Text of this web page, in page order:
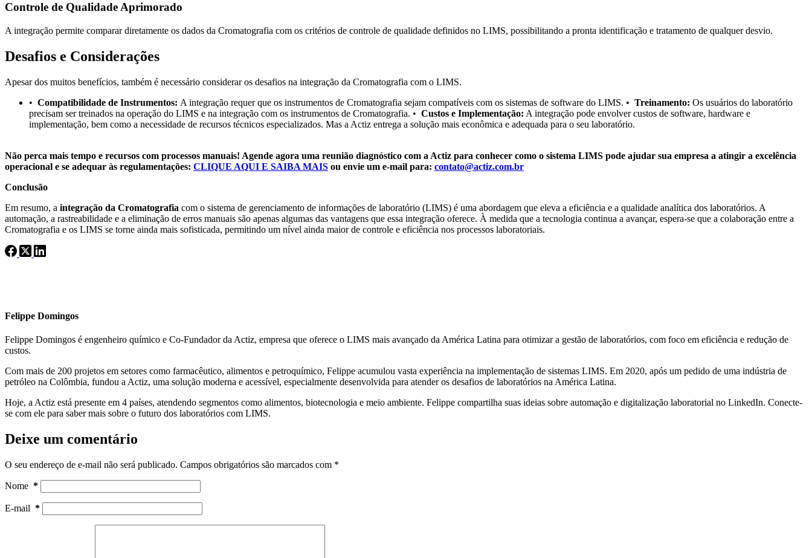
Controle de Qualidade Aprimorado
A integração permite comparar diretamente os dados da Cromatografia com os critérios de controle de qualidade definidos no LIMS, possibilitando a pronta identificação e tratamento de qualquer desvio.
Desafios e Considerações
Apesar dos muitos benefícios, também é necessário considerar os desafios na integração da Cromatografia com o LIMS.
• Compatibilidade de Instrumentos: A integração requer que os instrumentos de Cromatografia sejam compatíveis com os sistemas de software do LIMS. • Treinamento: Os usuários do laboratório
precisam ser treinados na operação do LIMS e na integração com os instrumentos de Cromatografia. • Custos e Implementação: A integração pode envolver custos de software, hardware e
implementação, bem como a necessidade de recursos técnicos especializados. Mas a Actiz entrega a solução mais econômica e adequada para o seu laboratório.
Não perca mais tempo e recursos com processos manuais! Agende agora uma reunião diagnóstico com a Actiz para conhecer como o sistema LIMS pode ajudar sua empresa a atingir a excelência
operacional e se adequar às regulamentações: CLIQUE AQUI E SAIBA MAIS ou envie um e-mail para: contato@actiz.com.br
Conclusão
Em resumo, a integração da Cromatografia com o sistema de gerenciamento de informações de laboratório (LIMS) é uma abordagem que eleva a eficiência e a qualidade analítica dos laboratórios. A
automação, a rastreabilidade e a eliminação de erros manuais são apenas algumas das vantagens que essa integração oferece. À medida que a tecnologia continua a avançar, espera-se que a colaboração entre a
Cromatografia e os LIMS se torne ainda mais sofisticada, permitindo um nível ainda maior de controle e eficiência nos processos laboratoriais.
Felippe Domingos
Felippe Domingos é engenheiro químico e Co-Fundador da Actiz, empresa que oferece o LIMS mais avançado da América Latina para otimizar a gestão de laboratórios, com foco em eficiência e redução de
custos.
Com mais de 200 projetos em setores como farmacêutico, alimentos e petroquímico, Felippe acumulou vasta experiência na implementação de sistemas LIMS. Em 2020, após um pedido de uma indústria de
petróleo na Colômbia, fundou a Actiz, uma solução moderna e acessível, especialmente desenvolvida para atender os desafios de laboratórios na América Latina.
Hoje, a Actiz está presente em 4 países, atendendo segmentos como alimentos, biotecnologia e meio ambiente. Felippe compartilha suas ideias sobre automação e digitalização laboratorial no LinkedIn. Conecte-
se com ele para saber mais sobre o futuro dos laboratórios com LIMS.
Deixe um comentário
O seu endereço de e-mail não será publicado. Campos obrigatórios são marcados com *
Nome *
E-mail *